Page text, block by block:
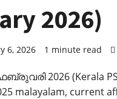
2026)
6, 2026 1 minute read